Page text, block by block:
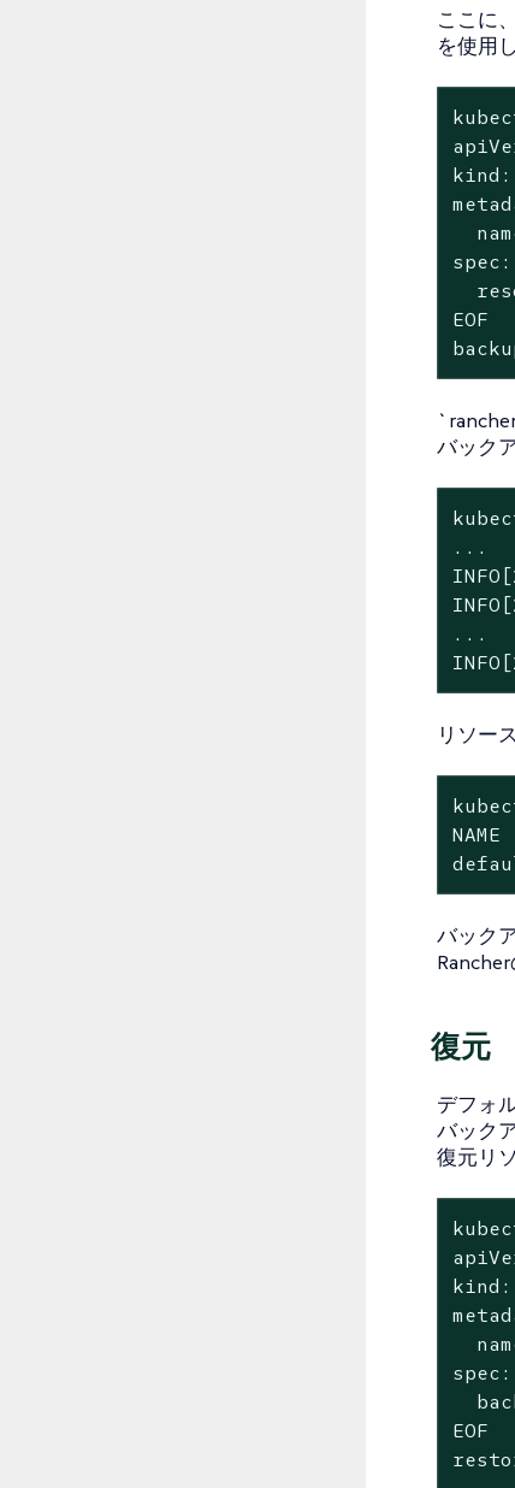
ここに
を使用
kind:
spec:
EOF
バック
...
...
リソー
バック
復元
デフォ
バック
復元リ
kind:
spec:
EOF